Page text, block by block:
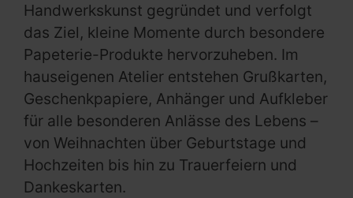
Handwerkskunst gegründet und verfolgt
das Ziel, kleine Momente durch besondere
Papeterie-Produkte hervorzuheben. Im
hauseigenen Atelier entstehen Grußkarten,
Geschenkpapiere, Anhänger und Aufkleber
für alle besonderen Anlässe des Lebens –
von Weihnachten über Geburtstage und
Hochzeiten bis hin zu Trauerfeiern und
Dankeskarten.